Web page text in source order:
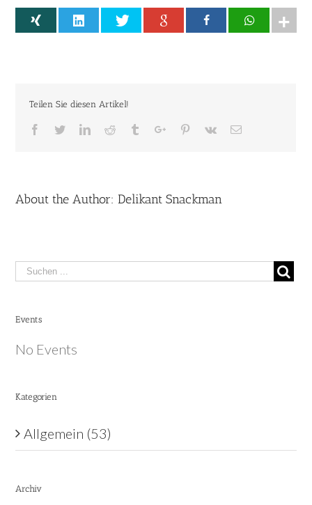
Teilen Sie diesen Artikel!
Facebook
TwitterLinkedinReddit TumblrGoogleplus
Pinterest
Vk Email
About the Author: Delikant Snackman
Search
Events
No Events
Kategorien
Allgemein (53)
Archiv